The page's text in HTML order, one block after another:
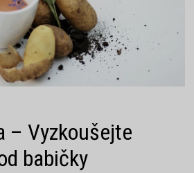
– Vyzkoušejte
babičky